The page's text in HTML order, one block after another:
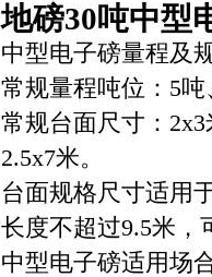
地磅30吨中型
中型电子磅量程及
常规量程吨位：5吨
常规台面尺寸：
2.5x7米。
台面规格尺寸适用
长度不超过9.5米，
中型电子磅适用场